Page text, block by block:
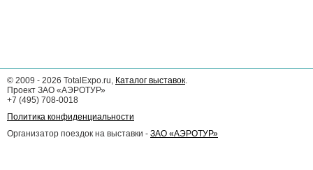
© 2009 - 2026 TotalExpo.ru, Каталог выставок.
Проект ЗАО «АЭРОТУР»
+7 (495) 708-0018
Политика конфиденциальности
Организатор поездок на выставки - ЗАО «АЭРОТУР»